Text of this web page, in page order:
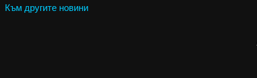
Към другите новини